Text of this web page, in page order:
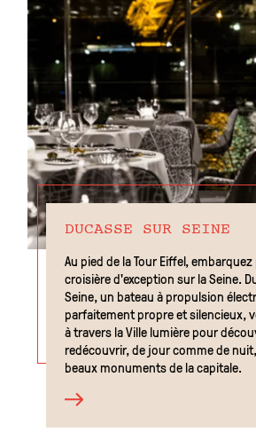
DUCASSE SUR SEINE
Au pied de la Tour Eiffel,
croisière d'exception sur la Seine.
Seine, un bateau à propulsion
parfaitement propre et silencieux,
à travers la Ville lumière pour
redécouvrir, de jour comme de
beaux monuments de la capitale.